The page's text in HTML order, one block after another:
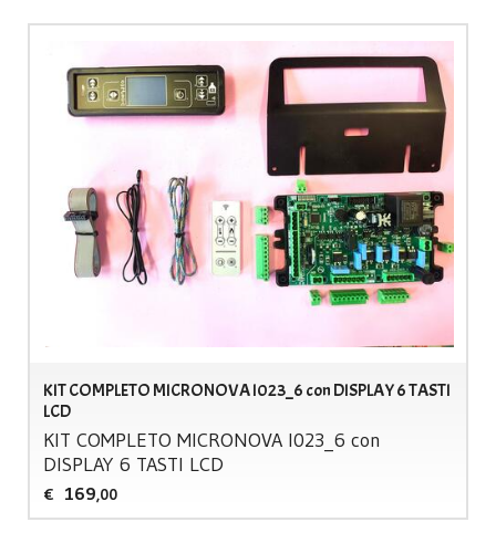
KIT COMPLETO MICRONOVA I023_6 con DISPLAY 6 TASTI
LCD
KIT COMPLETO MICRONOVAI023_6 con
DISPLAY6 TASTI LCD
€ 169,00